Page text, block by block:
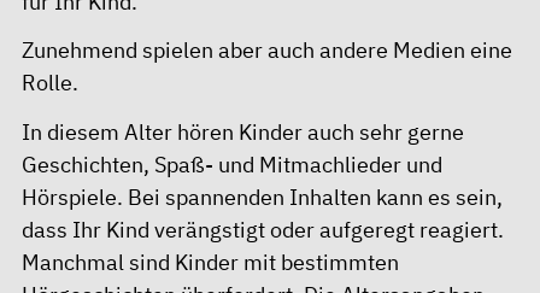
Zunehmend spielen aber auch andere Medien eine
Rolle.
In diesem Alter hören Kinder auch sehr gerne
Geschichten, Spaß- und Mitmachlieder und
Hörspiele. Bei spannenden Inhalten kann es sein,
dass Ihr Kind verängstigt oder aufgeregt reagiert.
Manchmal sind Kinder mit bestimmten